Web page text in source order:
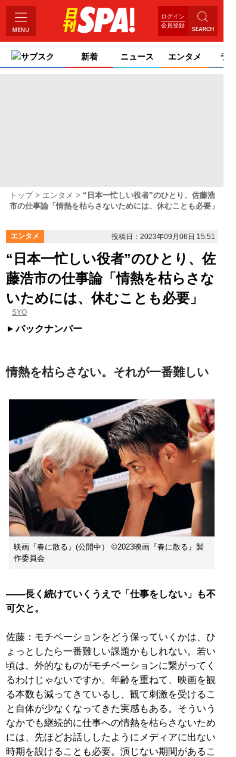
ログイン
会員登録
サブスク 新着 ニュース エンタメ ライ
トップ エンタメ
“日本一忙しい役者”のひとり、佐藤浩
市の仕事論「情熱を枯らさないためには、休むことも必要」
エンタメ 投稿日：2023年09月06日 15:51
“日本一忙しい役者”のひとり、佐
藤浩市の仕事論「情熱を枯らさな
いためには、休むことも必要」
SYO
バックナンバー
情熱を枯らさない。それが一番難しい
映画『春に散る』(公開中） ©2023映画『春に散る』製
作委員会
――長く続けていくうえで「仕事をしない」も不
可欠と。
佐藤：モチベーションをどう保っていくかは、ひ
ょっとしたら一番難しい課題かもしれない。若い
頃は、外的なものがモチベーションに繋がってく
るわけじゃないですか。年齢を重ねて、映画を観
る本数も減ってきているし、観て刺激を受けるこ
と自体が少なくなってきた実感もある。そういう
なかでも継続的に仕事への情熱を枯らさないため
には、先ほどお話ししたようにメディアに出ない
時期を設けることも必要。演じない期間があるこ